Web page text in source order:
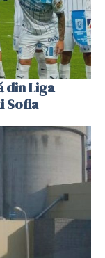
din Liga
Sofia